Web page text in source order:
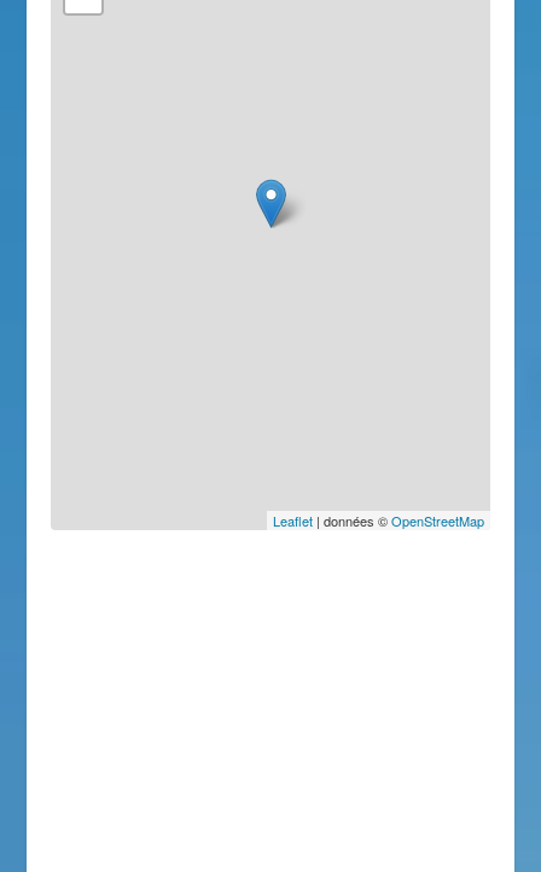
Leaflet| données ©OpenStreetMap